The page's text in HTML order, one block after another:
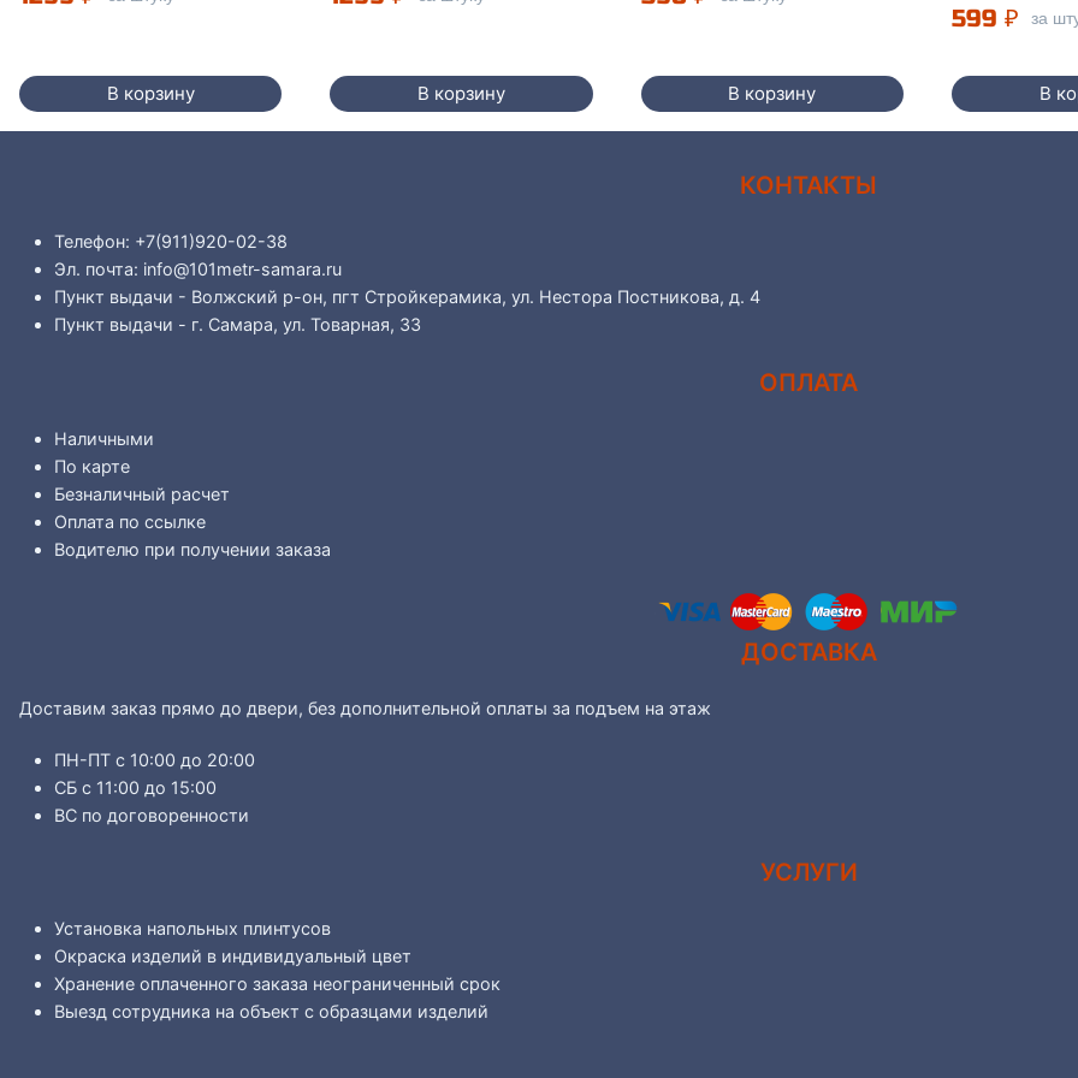
В корзину В корзину В корзину
599₽ за
В
КОНТАКТЫ
Телефон: +7(911)920-02-38
Эл. почта: info@101metr-samara.ru
Пункт выдачи - Волжский р-он, пгт Стройкерамика, ул. Нестора Постникова, д. 4
Пункт выдачи - г. Самара, ул. Товарная, 33
ОПЛАТА
Наличными
По карте
Безналичный расчет
Оплата по ссылке
Водителю при получении заказа
ДОСТАВКА
Доставим заказ прямо до двери, без дополнительной оплаты за подъем на этаж
ПН-ПТ с 10:00 до 20:00
СБ с 11:00 до 15:00
ВС по договоренности
УСЛУГИ
Установка напольных плинтусов
Окраска изделий в индивидуальный цвет
Хранение оплаченного заказа неограниченный срок
Выезд сотрудника на объект с образцами изделий